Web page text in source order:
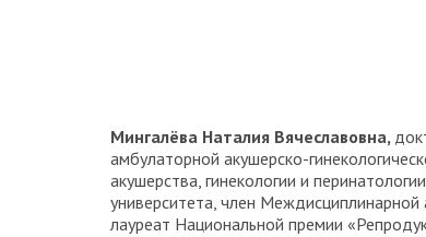
Мингалёва Наталия Вячеславовна,
амбулаторной акушерско-
акушерства, гинекологии и
университета, член
лауреат Национальной премии